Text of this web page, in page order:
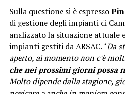
Sulla questione si è espresso
di gestione degli impianti di
analizzato la situazione attuale
impianti gestiti da ARSAC. “Da
aperto, al momento non c’è
che nei prossimi giorni possa
Molto dipende dalla stagione,